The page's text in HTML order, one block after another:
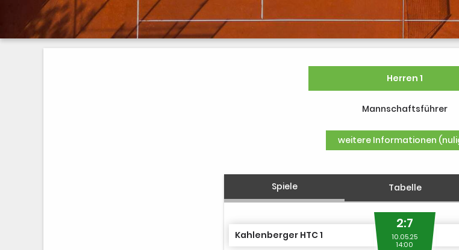
Herren 1
Mannschaftsführer
weitere Informationen
Spiele Tabelle
Kahlenberger HTC 1
2:7
10.05.25
14:00